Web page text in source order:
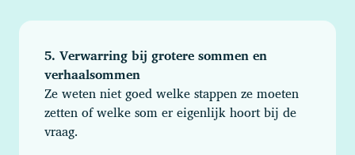
5. Verwarring bij grotere sommen en
verhaalsommen
Ze weten niet goed welke stappen ze moeten
zetten of welke som er eigenlijk hoort bij de
vraag.